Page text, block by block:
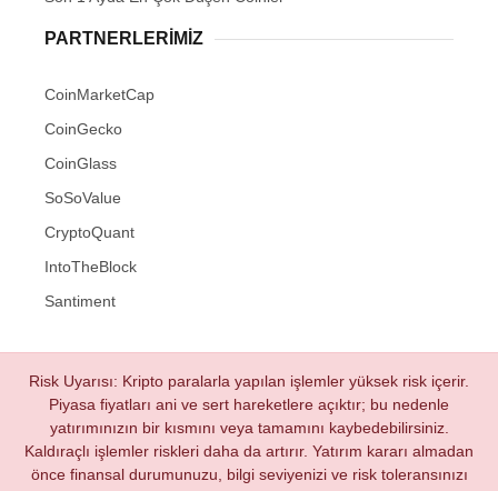
PARTNERLERIMIZ
CoinMarketCap
CoinGecko
CoinGlass
SoSoValue
CryptoQuant
IntoTheBlock
Santiment
Risk Uyarısı: Kripto paralarla yapılan işlemler yüksek risk içerir.
Piyasa fiyatları ani ve sert hareketlere açıktır; bu nedenle
yatırımınızın bir kısmını veya tamamını kaybedebilirsiniz.
Kaldıraçlı işlemler riskleri daha da artırır. Yatırım kararı almadan
önce finansal durumunuzu, bilgi seviyenizi ve risk toleransınızı